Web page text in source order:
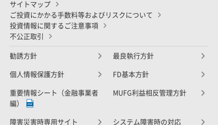
サイトマップ
ご投資にかかる手数料等およびリスクについて
投資情報に関するご注意事項
不公正取引
勧誘方針 最良執行方針
個人情報保護方針 FD基本方針
重要情報シート（金融事業者
編）
MUFG利益相反管理方針
障害災害時専用サイト システム障害時の対応